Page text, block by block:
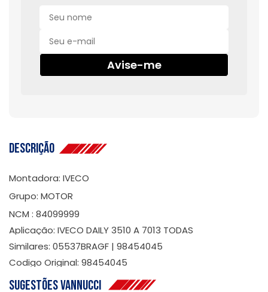
Avise-me
Descrição
Montadora: IVECO
Grupo: MOTOR
NCM : 84099999
Aplicação: IVECO DAILY 3510 A 7013 TODAS
Similares: 05537BRAGF | 98454045
Codigo Original: 98454045
Sugestões Vannucci